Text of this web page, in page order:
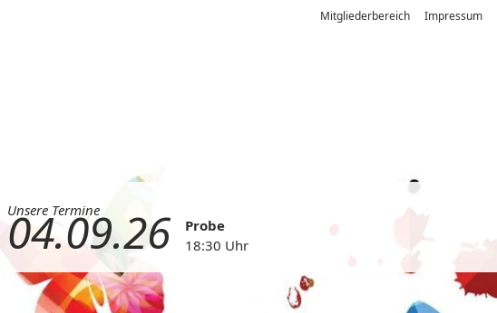
Mitgliederbereich Impressum
Unsere Termine
04.09.26
Probe
18:30 Uhr